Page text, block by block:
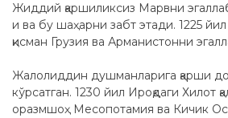
Жиддий қаршиликсиз Марвни
и ва бу шаҳарни забт этади. 1225
қисман Грузия ва Арманистонни
Жалолиддин душманларига қарши
кўрсатган. 1230 йил Ироқдаги Хилот
оразмшоҳ Месопотамия ва Кичик